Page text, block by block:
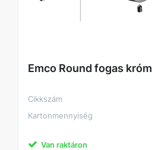
Emco Round fogas króm
Cikkszám
Kartonmennyiség
Van raktáron